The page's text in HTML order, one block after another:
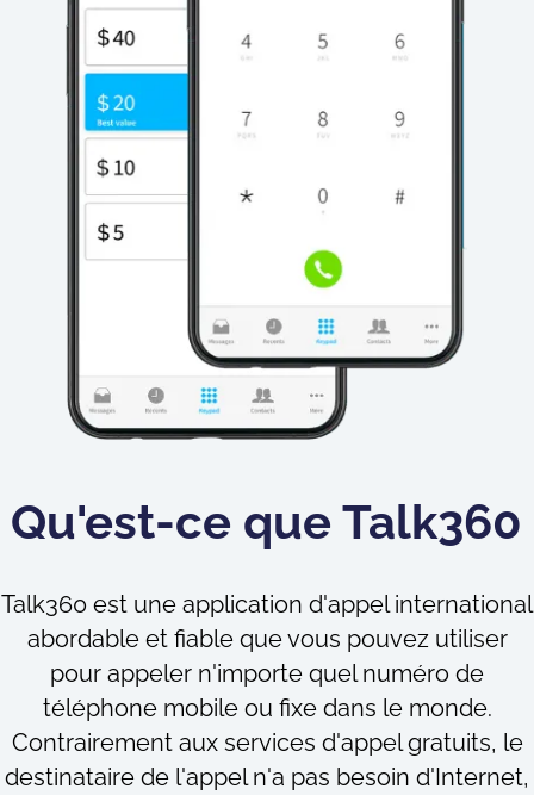
Qu'est-ce que Talk360
Talk360 est une application d'appel international
abordable et fiable que vous pouvez utiliser
pour appeler n'importe quel numéro de
téléphone mobile ou fixe dans le monde.
Contrairement aux services d'appel gratuits, le
destinataire de l'appel n'a pas besoin d'Internet,